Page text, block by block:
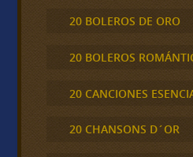
20 BOLEROS DE ORO
20 BOLEROS
20 CANCIONES
20 CHANSONS D´OR